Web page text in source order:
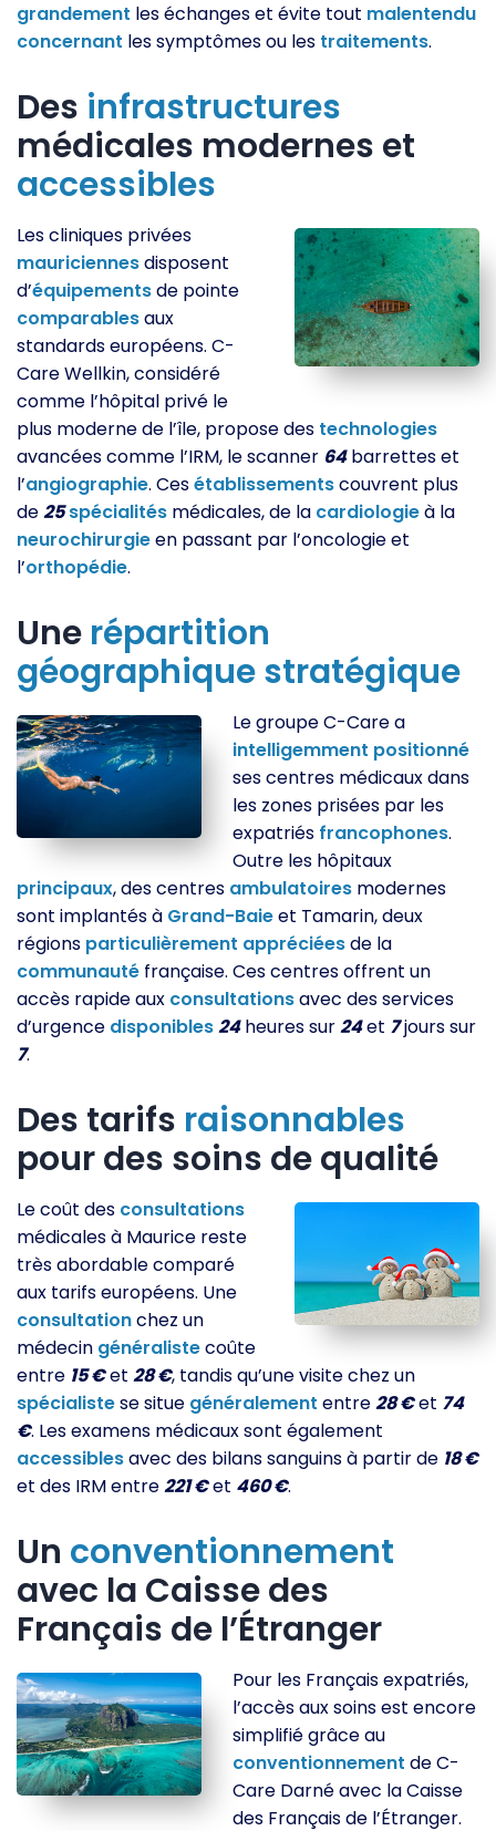
grandement les échanges et évite tout malentendu
concernant les symptômes ou les traitements.
Des infrastructures
médicales modernes et
accessibles
Les cliniques privées
mauriciennesdisposent
d’équipementsde pointe
comparablesaux
standards européens. C-
Care Wellkin, considéré
comme l’hôpital privé le
plus moderne de l’île, propose des technologies
avancées comme l’IRM, le scanner 64barrettes et
l’angiographie. Cesétablissementscouvrent plus
de25 spécialités médicales, de la cardiologieà la
neurochirurgieen passant par l’oncologie et
l’orthopédie.
Une répartition
géographiquestratégique
Le groupe C-Care a
intelligemment positionné
ses centres médicaux dans
les zones prisées par les
expatriés francophones.
Outre les hôpitaux
principaux, des centres ambulatoires modernes
sont implantés à Grand-Baieet Tamarin, deux
régions particulièrement appréciéesde la
communauté française. Ces centres offrent un
accès rapide aux consultationsavec des services
d’urgence disponibles24heures sur24et 7jours sur
7.
Des tarifs raisonnables
pour des soins de qualité
Le coût des consultations
médicales à Maurice reste
très abordable comparé
aux tarifs européens. Une
consultationchez un
médecin généralistecoûte
entre 15 €et 28 €, tandis qu’une visite chez un
spécialistese situe généralement entre28 €et 74
€. Les examens médicaux sont également
accessiblesavec des bilans sanguins à partir de 18 €
et des IRM entre221 €et 460 €.
Un conventionnement
avec la Caisse des
Français de l’Étranger
Pour les Français expatriés,
l’accès aux soins est encore
simplifié grâce au
conventionnement de C-
Care Darné avec la Caisse
des Français de l’Étranger.